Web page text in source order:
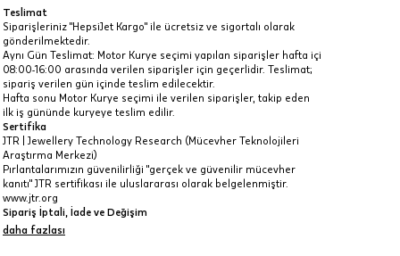
ancak
Taksit Toplamı
28.740 ₺
28.740 ₺
Teslimat
Siparişleriniz "HepsiJet Kargo" ile ücretsiz ve sigortalı olarak
gönderilmektedir.
Aynı Gün Teslimat: Motor Kurye seçimi yapılan siparişler hafta içi
08:00-16:00 arasında verilen siparişler için geçerlidir. Teslimat;
sipariş verilen gün içinde teslim edilecektir.
Hafta sonu Motor Kurye seçimi ile verilen siparişler, takip eden
ilk iş gününde kuryeye teslim edilir.
Sertifika
JTR | Jewellery Technology Research (Mücevher Teknolojileri
Araştırma Merkezi)
Pırlantalarımızın güvenilirliği "gerçek ve güvenilir mücevher
kanıtı" JTR sertifikası ile uluslararası olarak belgelenmiştir.
www.jtr.org
Sipariş İptali, İade ve Değişim
İptal: Kargoya verilmeyen veya faturası oluşmayan siparişlerinizi
daha fazlası